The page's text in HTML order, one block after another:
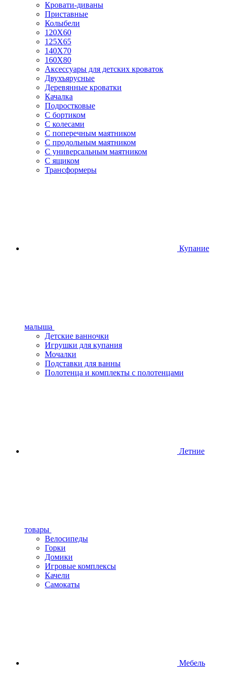
Кровати-диваны
Приставные
Колыбели
120Х60
125X65
140Х70
160Х80
Аксессуары для детских кроваток
Двухъярусные
Деревянные кроватки
Качалка
Подростковые
С бортиком
С колесами
С поперечным маятником
С продольным маятником
С универсальным маятником
С ящиком
Трансформеры
Купание
малыша
Детские ванночки
Игрушки для купания
Мочалки
Подставки для ванны
Полотенца и комплекты с полотенцами
Летние
товары
Велосипеды
Горки
Домики
Игровые комплексы
Качели
Самокаты
Мебель